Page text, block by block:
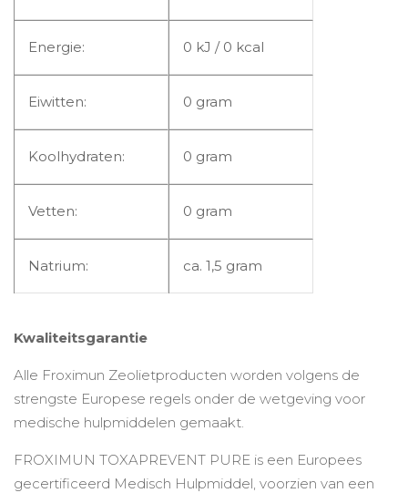
Energie: 0 kJ / 0 kcal
Eiwitten: 0 gram
Koolhydraten: 0 gram
Vetten: 0 gram
Natrium: ca. 1,5 gram
Kwaliteitsgarantie
Alle Froximun Zeolietproducten worden volgens de
strengste Europese regels onder de wetgeving voor
medische hulpmiddelen gemaakt.
FROXIMUN TOXAPREVENT PURE is een Europees
gecertificeerd Medisch Hulpmiddel, voorzien van een